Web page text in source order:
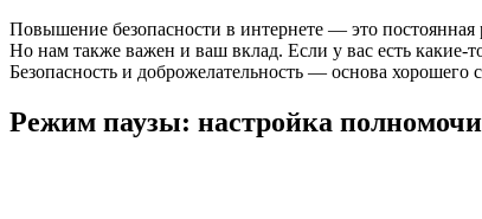
Повышение безопасности в интернете — это
Но нам также важен и ваш вклад. Если у вас есть
Безопасность и доброжелательность — основа
Режим паузы: настройка